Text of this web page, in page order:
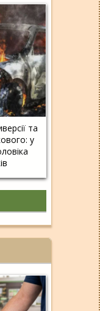
та
у